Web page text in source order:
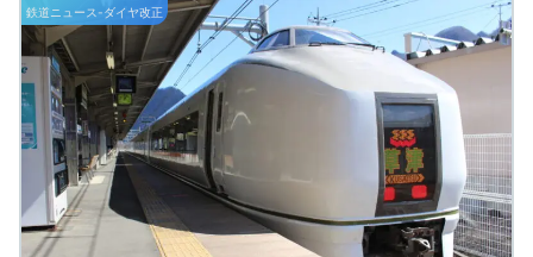
鉄道ニュース-ダイヤ改正